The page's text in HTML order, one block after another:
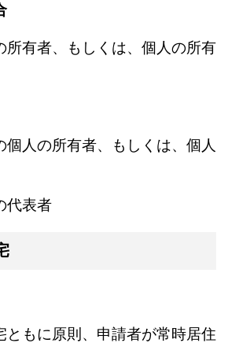
所有者、もしくは、個人の所有
個人の所有者、もしくは、個人
代表者
ともに原則、申請者が常時居住